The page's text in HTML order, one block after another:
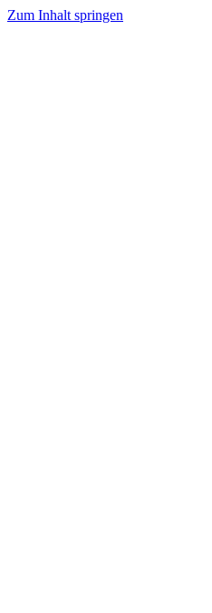
Zum Inhalt springen